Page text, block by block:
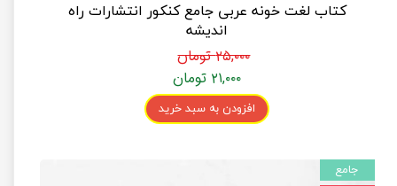
کتاب لغت خونه عربی جامع کنکور انتشارات راه
اندیشه
۲۵,۰۰۰ تومان
۲۱,۰۰۰ تومان
افزودن به سبد خرید
جامع